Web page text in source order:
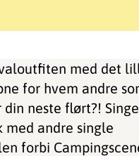
med det
for hvem andre
neste flørt?!
med andre single
forbi